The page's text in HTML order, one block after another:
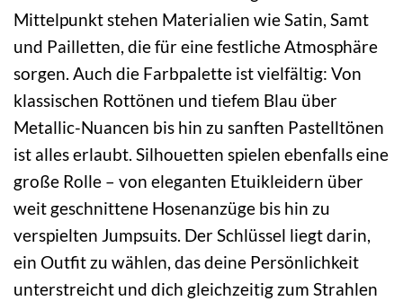
Mittelpunkt stehen Materialien wie Satin, Samt
und Pailletten, die für eine festliche Atmosphäre
sorgen. Auch die Farbpalette ist vielfältig: Von
klassischen Rottönen und tiefem Blau über
Metallic-Nuancen bis hin zu sanften Pastelltönen
ist alles erlaubt. Silhouetten spielen ebenfalls eine
große Rolle – von eleganten Etuikleidern über
weit geschnittene Hosenanzüge bis hin zu
verspielten Jumpsuits. Der Schlüssel liegt darin,
ein Outfit zu wählen, das deine Persönlichkeit
unterstreicht und dich gleichzeitig zum Strahlen